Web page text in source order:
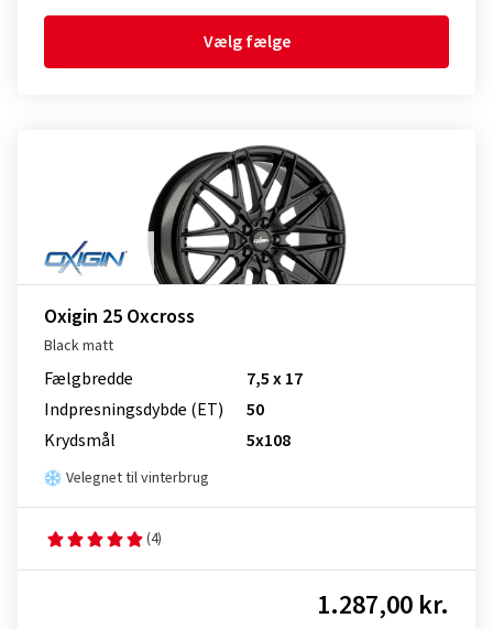
Vælg fælge
Oxigin 25 Oxcross
Black matt
Fælgbredde
7,5 x 17
Indpresnings­dybde (ET)
50
Krydsmål
5x108
Velegnet til vinterbrug
(4)
1.287,00 kr.